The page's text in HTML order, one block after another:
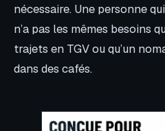
nécessaire. Une personne
n’a pas les mêmes besoins
trajets en TGV ou qu’un
dans des cafés.